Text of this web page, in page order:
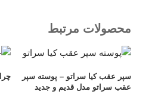
محصولات مرتبط
سپر عقب کیا سراتو – پوسته سپر
عقب سراتو مدل قدیم و جدید